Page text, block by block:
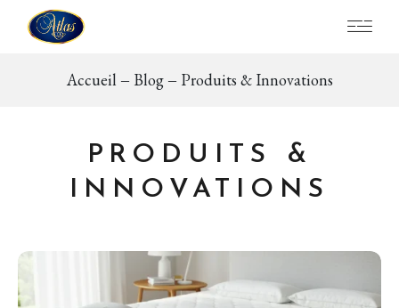
Accueil Blog Produits & Innovations
PRODUITS &
INNOVATIONS